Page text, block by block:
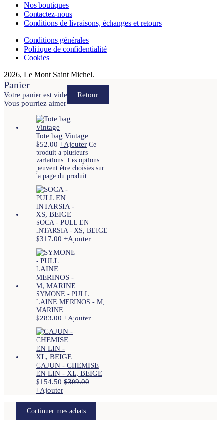
Nos boutiques
Contactez-nous
Conditions de livraisons, échanges et retours
Conditions générales
Politique de confidentialité
Cookies
2026, Le Mont Saint Michel.
Panier
Votre panier est vide
Retour
Vous pourriez aimer
Tote bag Vintage
$52.00 +Ajouter Ce
produit a plusieurs
variations. Les options
peuvent être choisies sur
la page du produit
SOCA - PULL EN
INTARSIA - XS, BEIGE
$317.00 +Ajouter
SYMONE - PULL
LAINE MERINOS - M,
MARINE
$283.00 +Ajouter
CAJUN - CHEMISE
EN LIN - XL, BEIGE
$154.50 $309.00
+Ajouter
Continuer mes achats